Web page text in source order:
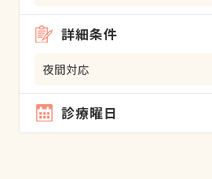
詳細条件
夜間対応
診療曜日